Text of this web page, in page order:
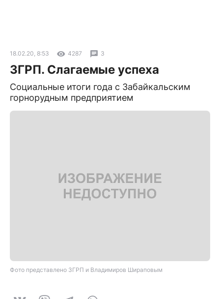
18.02.20, 8:53 4287 3
ЗГРП. Слагаемые успеха
Социальные итоги года с Забайкальским
горнорудным предприятием
Фото представлено ЗГРП и Владимиров Шираповым